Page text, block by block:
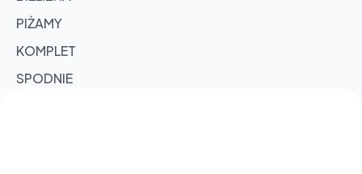
PIŻAMY
KOMPLET
SPODNIE